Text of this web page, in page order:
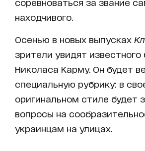
находчивого.
Осенью в новых выпусках
зрители увидят известного
Николаса Карму. Он будет
специальную рубрику: в
оригинальном стиле будет
вопросы на
украинцам на улицах.